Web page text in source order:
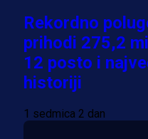
Rekordno
prihodi 275,2
12 posto i
historiji
1 sedmica 2 dan